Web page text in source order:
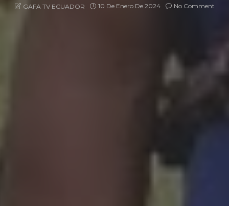
GAFA TV ECUADOR 10 De Enero De 2024 No Comment